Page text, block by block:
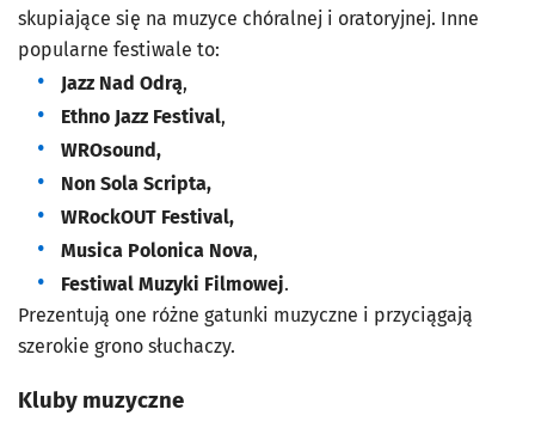
skupiające się na muzyce chóralnej i oratoryjnej. Inne
popularne festiwale to:
Jazz Nad Odrą,
Ethno Jazz Festival,
WROsound,
Non Sola Scripta,
WRockOUT Festival,
Musica Polonica Nova,
Festiwal Muzyki Filmowej.
Prezentują one różne gatunki muzyczne i przyciągają
szerokie grono słuchaczy.
Kluby muzyczne